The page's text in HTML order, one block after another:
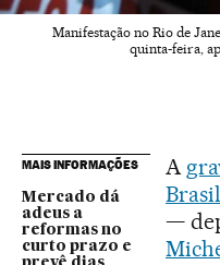
Manifestação no Rio de
quinta-feira,
MAIS INFORMAÇÕES
Mercado dá
adeus a
reformas no
curto prazo e
A
Brasil
—